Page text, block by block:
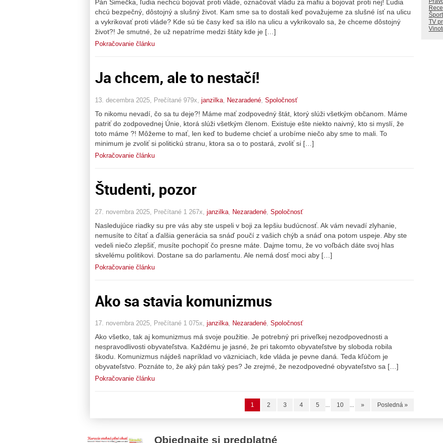
Pán Šimečka, ľudia nechcú bojovať proti vláde, označovať vládu za mafiu a bojovať proti nej! Ľudia
chcú bezpečný, dôstojný a slušný život. Kam sme sa to dostali keď považujeme za slušné ísť na ulicu
a vykrikovať proti vláde? Kde sú tie časy keď sa išlo na ulicu a vykrikovalo sa, že chceme dôstojný
život?! Je smutné, že už nepatríme medzi štáty kde je […]
Pokračovanie článku
Ja chcem, ale to nestačí!
13. decembra 2025, Prečítané 979x, janzilka Nezaradené Spoločnosť
To nikomu nevadí, čo sa tu deje?! Máme mať zodpovedný štát, ktorý slúži všetkým občanom. Máme
patriť do zodpovednej Únie, ktorá slúži všetkým členom. Existuje ešte niekto naivný, kto si myslí, že
toto máme ?! Môžeme to mať, len keď to budeme chcieť a urobíme niečo aby sme to mali. To
minimum je zvoliť si politickú stranu, ktora sa o to postará, zvoliť si […]
Pokračovanie článku
Študenti, pozor
27. novembra 2025, Prečítané 1 267x, janzilka Nezaradené Spoločnosť
Nasledujúce riadky su pre vás aby ste uspeli v boji za lepšiu budúcnosť. Ak vám nevadí zlyhanie,
nemusíte to čítať a ďalšia generácia sa snáď poučí z vašich chýb a snáď ona potom uspeje. Aby ste
vedeli niečo zlepšiť, musíte pochopiť čo presne máte. Dajme tomu, že vo voľbách dáte svoj hlas
skvelému politikovi. Dostane sa do parlamentu. Ale nemá dosť moci aby […]
Pokračovanie článku
Ako sa stavia komunizmus
17. novembra 2025, Prečítané 1 075x, janzilka, Nezaradené, Spoločnosť
Ako všetko, tak aj komunizmus má svoje použitie. Je potrebný pri priveľkej nezodpovednosti a
nespravodlivosti obyvateľstva. Každému je jasné, že pri takomto obyvateľstve by sloboda robila
škodu. Komunizmus nájdeš napríklad vo väzniciach, kde vláda je pevne daná. Teda kľúčom je
obyvateľstvo. Poznáte to, že aký pán taký pes? Je zrejmé, že nezodpovedné obyvateľstvo sa […]
Pokračovanie článku
1 2 3 4 5 ... 10 ... » Posledná »
Šport
TV
Objednajte si predplatné